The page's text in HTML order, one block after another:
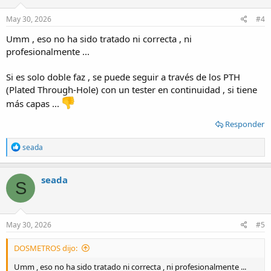
May 30, 2026 #4
Umm , eso no ha sido tratado ni correcta , ni
profesionalmente ...
Si es solo doble faz , se puede seguir a través de los PTH
(Plated Through-Hole) con un tester en continuidad , si tiene
más capas ...
Responder
R
e
a
c
t
i
o
n
s
seada
S seada
May 30, 2026 #5
DOSMETROS dijo:
Umm , eso no ha sido tratado ni correcta , ni profesionalmente ...